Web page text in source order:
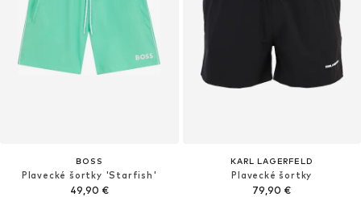
BOSS
Plavecké šortky 'Starfish'
49,90 €
KARL LAGERFELD
Plavecké šortky
79,90 €